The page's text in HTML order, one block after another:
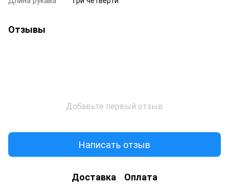
Отзывы
Добавьте первый отзыв
Написать отзыв
Доставка Оплата